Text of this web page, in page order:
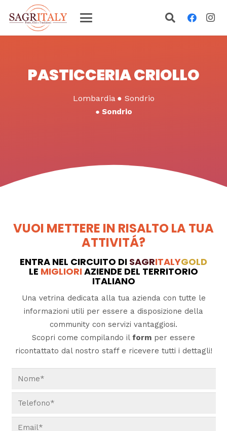
PASTICCERIA CRIOLLO
Lombardia ● Sondrio
● Sondrio
VUOI METTERE IN RISALTO LA TUA
ATTIVITÁ?
ENTRA NEL CIRCUITO DI SAGRITALYGOLD
LE MIGLIORIAZIENDE DEL TERRITORIO
ITALIANO
Una vetrina dedicata alla tua azienda con tutte le
informazioni utili per essere a disposizione della
community con servizi vantaggiosi.
Scopri come compilando il form per essere
ricontattato dal nostro staff e ricevere tutti i dettagli!